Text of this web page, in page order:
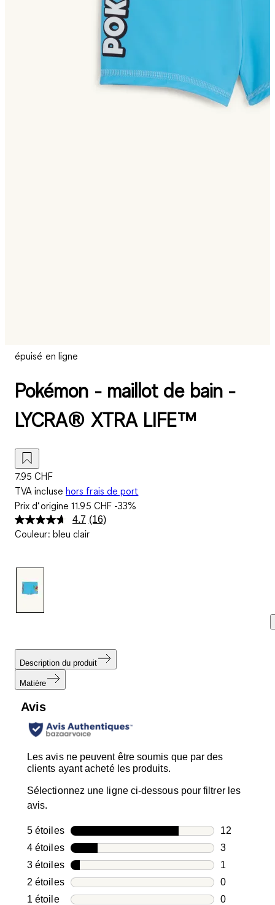
épuisé en ligne
Pokémon - maillot de bain -
LYCRA® XTRA LIFE™
7.95 CHF
TVA incluse hors frais de port
Prix d‘origine11.95 CHF-33%
4.7 Lire
16
(16)
Couleur: bleu clair
Description du produit
Matière
Avis
Les avis ne peuvent être soumis que par des
clients ayant acheté les produits.
Sélectionnez une ligne ci-dessous pour filtrer les
avis.
5 étoilesétoiles
12
12 avis
4 étoilesétoiles
3
3 avis avec
3 étoilesétoiles
1
1 avis avec
2 étoilesétoiles
0
0 avis avec
1 étoileétoiles 0